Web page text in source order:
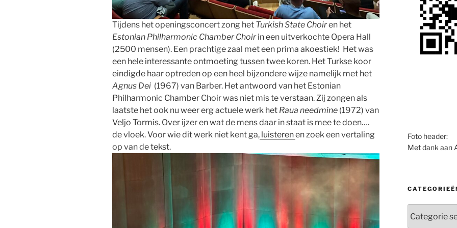
Tijdens het openingsconcert zong het Turkish State Choiren het
Estonian Philharmonic Chamber Choirin een uitverkochte Opera Hall
(2500 mensen). Een prachtige zaal met een prima akoestiek! Het was
een hele interessante ontmoeting tussen twee koren. Het Turkse koor
eindigde haar optreden op een heel bijzondere wijze namelijk met het
Agnus Dei (1967) van Barber. Het antwoord van het Estonian
Philharmonic Chamber Choir was niet mis te verstaan. Zij zongen als
laatste het ook nu weer erg actuele werk het Raua needmine (1972) van
Veljo Tormis. Over ijzer en wat de mens daar in staat is mee te doen….
de vloek. Voor wie dit werk niet kent ga, luisterenen zoek een vertaling
op van de tekst.
Foto header:
Met dank aan